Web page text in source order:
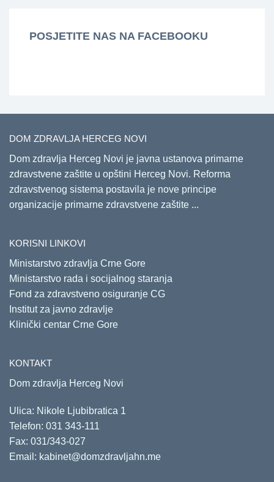
POSJETITE NAS NA FACEBOOKU
DOM ZDRAVLJA HERCEG NOVI
Dom zdravlja Herceg Novi je javna ustanova primarne
zdravstvene zaštite u opštini Herceg Novi. Reforma
zdravstvenog sistema postavila je nove principe
organizacije primarne zdravstvene zaštite ...
KORISNI LINKOVI
Ministarstvo zdravlja Crne Gore
Ministarstvo rada i socijalnog staranja
Fond za zdravstveno osiguranje CG
Institut za javno zdravlje
Klinički centar Crne Gore
KONTAKT
Dom zdravlja Herceg Novi
Ulica: Nikole Ljubibratica 1
Telefon: 031 343-111
Fax: 031/343-027
Email: kabinet@domzdravljahn.me